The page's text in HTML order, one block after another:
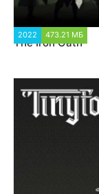
2022 473.21 МБ
The Iron Oath